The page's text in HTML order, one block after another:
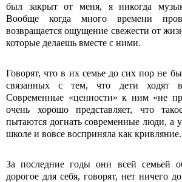
был закрыт от меня, я никогда
Вообще когда много времени
возвращается ощущение свежести от
которые делаешь вместе с ними.
Говорят, что в их семье до сих пор не
связанных с тем, что дети ходят
Современные «ценности» к ним «не
очень хорошо представляет, что
пытаются догнать современные люди, а
школе и вовсе восприняла как кривляние.
За последние годы они всей семьей
дорогое для себя, говорят, нет ничего